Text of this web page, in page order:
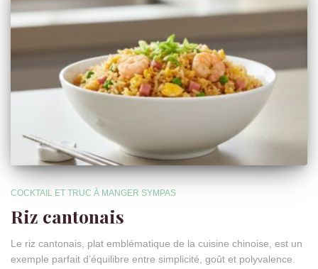
COCKTAIL ET TRUC À MANGER SYMPAS
Riz cantonais
Le riz cantonais, plat emblématique de la cuisine chinoise, est un
exemple parfait d’équilibre entre simplicité, goût et polyvalence.